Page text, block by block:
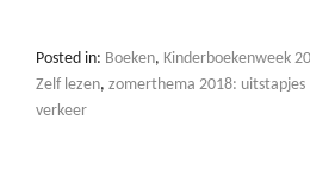
Posted in: Boeken, Kinderboekenweek
Zelf lezen, zomerthema 2018: uitstapjes
verkeer